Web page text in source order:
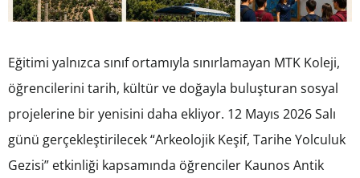
Eğitimi yalnızca sınıf ortamıyla sınırlamayan MTK Koleji,
öğrencilerini tarih, kültür ve doğayla buluşturan sosyal
projelerine bir yenisini daha ekliyor. 12 Mayıs 2026 Salı
günü gerçekleştirilecek “Arkeolojik Keşif, Tarihe Yolculuk
Gezisi” etkinliği kapsamında öğrenciler Kaunos Antik